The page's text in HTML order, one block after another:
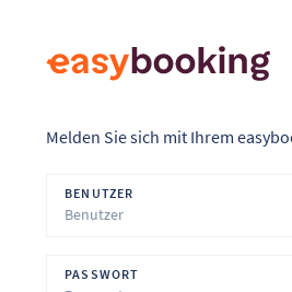
Melden Sie sich mit Ihrem
BENUTZER
PASSWORT